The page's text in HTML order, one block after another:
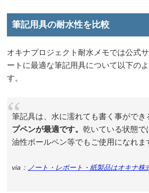
筆記用具の耐水性を比較
オキナプロジェクト耐水メモでは公式
ートに最適な筆記用具について以下の
す。
筆記具は、水に濡れても書く事ができ
プペンが最適です。乾いている状態で
油性ボールペン等でもご使用になれま
via： ノート・レポート・紙製品はオキナ株